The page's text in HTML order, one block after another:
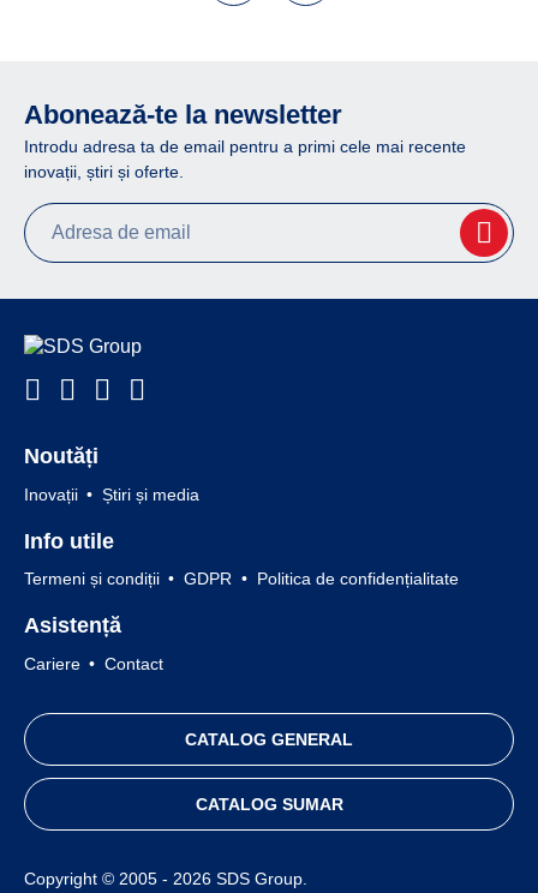
Abonează-te la newsletter
Introdu adresa ta de email pentru a primi cele mai recente
inovații, știri și oferte.
Noutăți
Inovații Știri și media
Info utile
Termeni și condiții GDPR Politica de confidențialitate
Asistență
Cariere Contact
CATALOG GENERAL
CATALOG SUMAR
Copyright © 2005 - 2026 SDS Group.